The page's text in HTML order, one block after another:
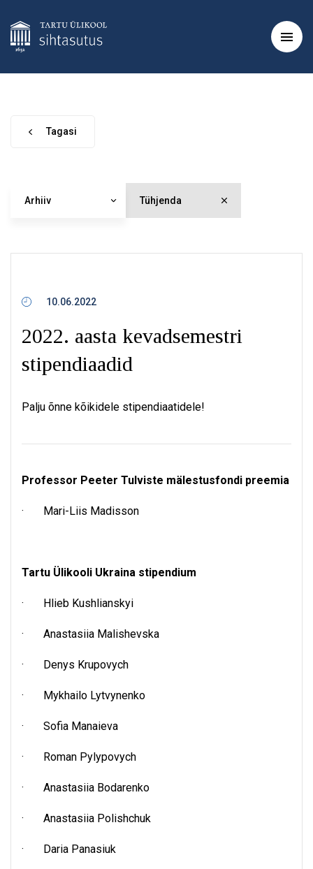
Tagasi
Arhiiv Tühjenda
10.06.2022
2022. aasta kevadsemestri
stipendiaadid
Palju õnne kõikidele stipendiaatidele!
Professor Peeter Tulviste mälestusfondi preemia
· Mari-Liis Madisson
Tartu Ülikooli Ukraina stipendium
· Hlieb Kushlianskyi
· Anastasiia Malishevska
· Denys Krupovych
· Mykhailo Lytvynenko
· Sofia Manaieva
· Roman Pylypovych
· Anastasiia Bodarenko
· Anastasiia Polishchuk
· Daria Panasiuk